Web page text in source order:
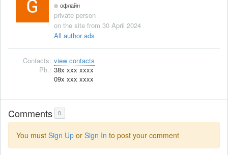
офлайн
private person
on the site from 30 April 2024
All author ads
Contacts: view contacts
Ph.: 38x xxx xxxx
09x xxx xxxx
Comments 0
You must Sign Up or Sign In to post your comment